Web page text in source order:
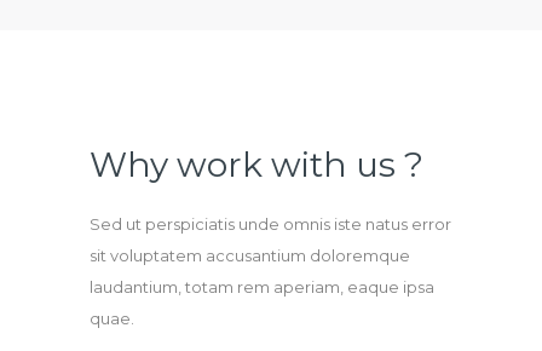
Why work with us ?
Sed ut perspiciatis unde omnis iste natus error
sit voluptatem accusantium doloremque
laudantium, totam rem aperiam, eaque ipsa
quae.